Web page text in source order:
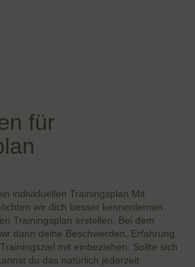
für
individuellen Trainingsplan Mit
wir dich besser kennenlernen
Trainingsplan erstellen. Bei dem
dann deine Beschwerden, Erfahrung
mit einbeziehen. Sollte sich
du das natürlich jederzeit